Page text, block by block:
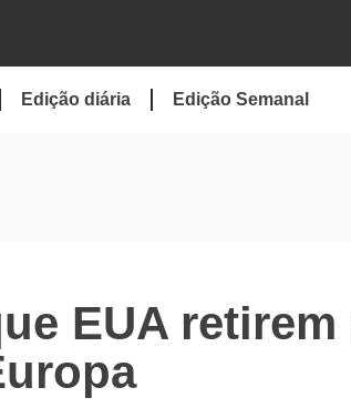
Edição diária Edição Semanal
EUA retirem